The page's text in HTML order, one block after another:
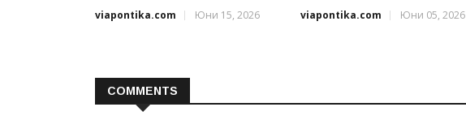
viapontika.com
Юни 15, 2026
viapontika.com
Юни 05, 2026
COMMENTS